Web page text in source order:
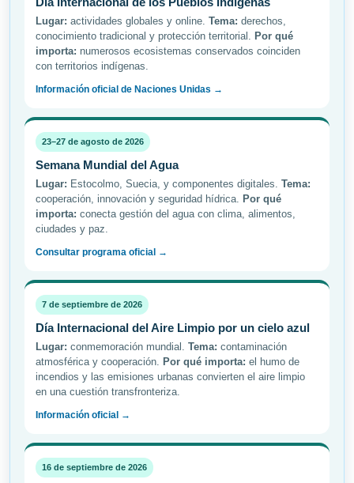
Lugar: actividades globales y online. Tema: derechos,
conocimiento tradicional y protección territorial. Por qué
importa: numerosos ecosistemas conservados coinciden
con territorios indígenas.
Información oficial de Naciones Unidas →
23–27 de agosto de 2026
Semana Mundial del Agua
Lugar: Estocolmo, Suecia, y componentes digitales. Tema:
cooperación, innovación y seguridad hídrica. Por qué
importa: conecta gestión del agua con clima, alimentos,
ciudades y paz.
Consultar programa oficial →
7 de septiembre de 2026
Día Internacional del Aire Limpio por un cielo azul
Lugar: conmemoración mundial. Tema: contaminación
atmosférica y cooperación. Por qué importa: el humo de
incendios y las emisiones urbanas convierten el aire limpio
en una cuestión transfronteriza.
Información oficial →
16 de septiembre de 2026